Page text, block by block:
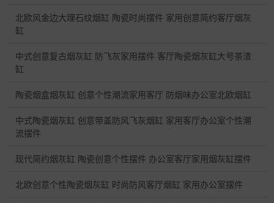
北欧风金边大理石纹烟缸 陶瓷时尚摆件 家用创意简约客厅烟灰
缸
中式创意复古烟灰缸 防飞灰家用摆件 客厅陶瓷烟灰缸大号茶渣
缸
陶瓷烟盒烟灰缸 创意个性潮流家用客厅 防烟味办公室北欧烟缸
中式陶瓷烟灰缸 创意带盖防风飞灰烟缸 家用客厅办公室个性潮
流摆件
现代简约烟灰缸 陶瓷创意个性摆件 办公室客厅家用烟灰缸摆件
北欧创意个性陶瓷烟灰缸 时尚防风客厅烟缸 家用办公室摆件